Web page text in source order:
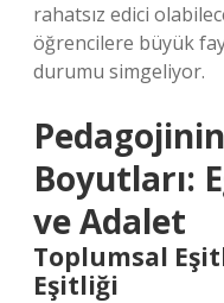
rahatsız edici
öğrencilere büyük
durumu simgeliyor.
Boyutları:
ve Adalet
Toplumsal
Eşitliği